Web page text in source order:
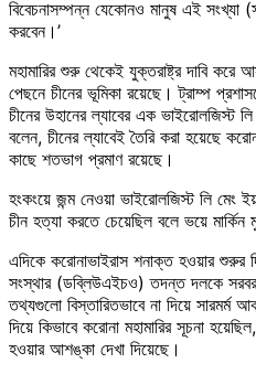
বিবেচনাসম্পন্ন যেকোনও মানুষ এই সংখ্যা
করবেন।’
মহামারির শুরু থেকেই যুক্তরাষ্ট্র দাবি করে
পেছনে চীনের ভূমিকা রয়েছে। ট্রাম্প
চীনের উহানের ল্যাবের এক ভাইরোলজিস্ট
বলেন, চীনের ল্যাবেই তৈরি করা হয়েছে
কাছে শতভাগ প্রমাণ রয়েছে।
হংকংয়ে জন্ম নেওয়া ভাইরোলজিস্ট লি মেং
চীন হত্যা করতে চেয়েছিল বলে ভয়ে মার্কিন
এদিকে করোনাভাইরাস শনাক্ত হওয়ার শুরুর
সংস্থার (ডব্লিউএইচও) তদন্ত দলকে
তথ্যগুলো বিস্তারিতভাবে না দিয়ে
দিয়ে কিভাবে করোনা মহামারির সূচনা
হওয়ার আশঙ্কা দেখা দিয়েছে।